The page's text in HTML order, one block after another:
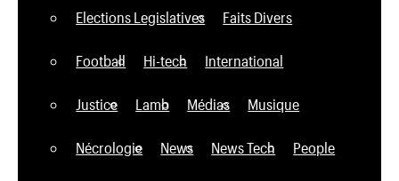
Elections Legislatives Faits Divers
Football Hi-tech International
Justice Lamb Médias Musique
Nécrologie News News Tech People